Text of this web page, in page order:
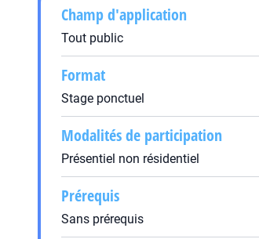
Champ d'application
Tout public
Format
Stage ponctuel
Modalités de participation
Présentiel non résidentiel
Prérequis
Sans prérequis